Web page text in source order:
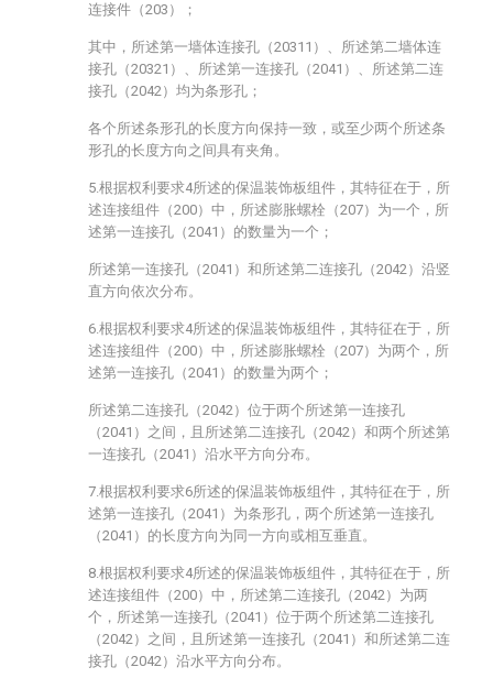
连接件（203）；
其中，所述第一墙体连接孔（20311）、所述第二墙体连
接孔（20321）、所述第一连接孔（2041）、所述第二连
接孔（2042）均为条形孔；
各个所述条形孔的长度方向保持一致，或至少两个所述条
形孔的长度方向之间具有夹角。
5.根据权利要求4所述的保温装饰板组件，其特征在于，所
述连接组件（200）中，所述膨胀螺栓（207）为一个，所
述第一连接孔（2041）的数量为一个；
所述第一连接孔（2041）和所述第二连接孔（2042）沿竖
直方向依次分布。
6.根据权利要求4所述的保温装饰板组件，其特征在于，所
述连接组件（200）中，所述膨胀螺栓（207）为两个，所
述第一连接孔（2041）的数量为两个；
所述第二连接孔（2042）位于两个所述第一连接孔
（2041）之间，且所述第二连接孔（2042）和两个所述第
一连接孔（2041）沿水平方向分布。
7.根据权利要求6所述的保温装饰板组件，其特征在于，所
述第一连接孔（2041）为条形孔，两个所述第一连接孔
（2041）的长度方向为同一方向或相互垂直。
8.根据权利要求4所述的保温装饰板组件，其特征在于，所
述连接组件（200）中，所述第二连接孔（2042）为两
个，所述第一连接孔（2041）位于两个所述第二连接孔
（2042）之间，且所述第一连接孔（2041）和所述第二连
接孔（2042）沿水平方向分布。